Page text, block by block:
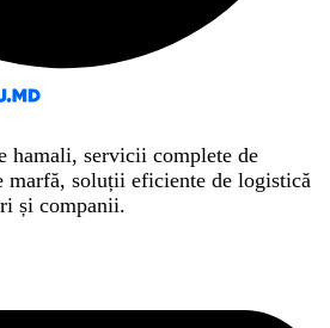
hamali, servicii complete de
marfă, soluții eficiente de logistică
și companii.